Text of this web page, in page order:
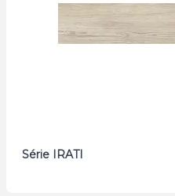
Série IRATI